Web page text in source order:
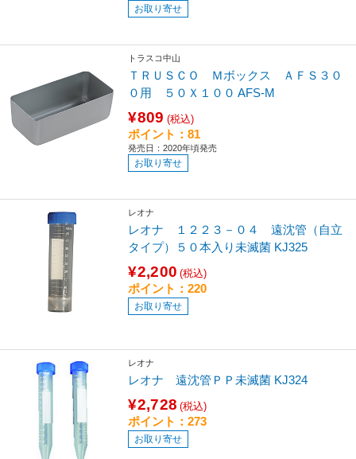
お取り寄せ
トラスコ中山
ＴＲＵＳＣＯ Ｍボックス ＡＦＳ３０
０用 ５０Ｘ１００ AFS-M
¥809 (税込)
ポイント：81
発売日：2020年頃発売
お取り寄せ
レオナ
レオナ １２２３－０４ 遠沈管（自立
タイプ）５０本入り未滅菌 KJ325
¥2,200 (税込)
ポイント：220
お取り寄せ
レオナ
レオナ 遠沈管ＰＰ未滅菌 KJ324
¥2,728 (税込)
ポイント：273
お取り寄せ